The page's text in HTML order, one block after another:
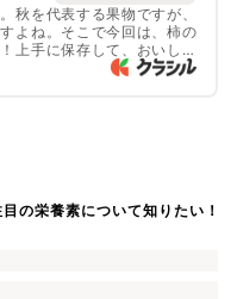
秋を代表する果物ですが、
よね。そこで今回は、柿の
上手に保存して、おいしさ
の栄養素について知りたい！